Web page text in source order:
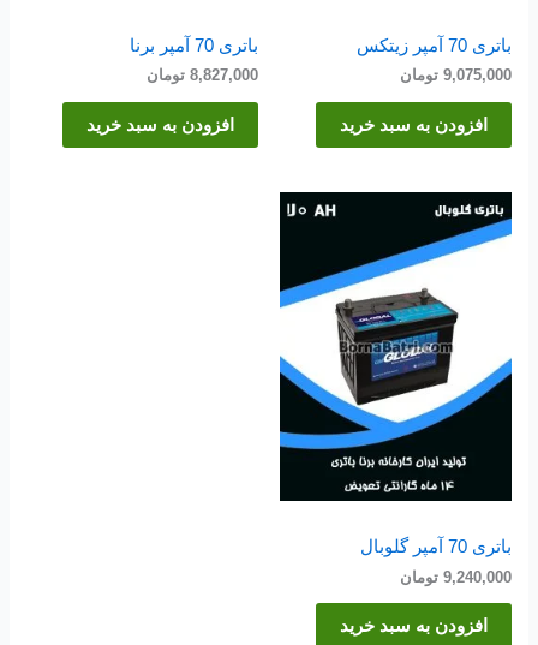
باتری 70 آمپر زیتکس
9,075,000 تومان
افزودن به سبد خرید
باتری 70 آمپر برنا
8,827,000 تومان
افزودن به سبد خرید
باتری 70 آمپر گلوبال
9,240,000 تومان
افزودن به سبد خرید